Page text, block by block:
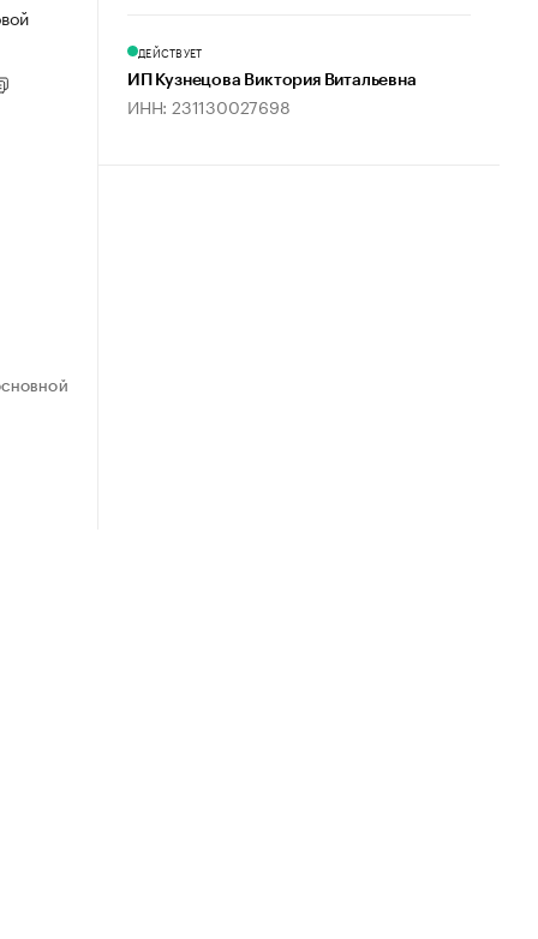
ДЕЙСТВУЕТ
ИП Кузнецова Виктория Витальевна
ИНН: 231130027698